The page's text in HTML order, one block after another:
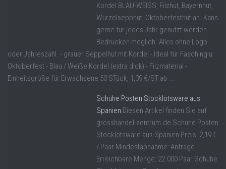
Kordel BLAU-WEISS, Filzhut, Bayernhut,
Wurzelsepphut, Oktoberfesthut an. Kann
gerne für jedes Jahr genutzt werden.
Bedrucken möglich. Alles ohne Logo
oder Jahreszahl. - grauer Seppelhut mit Kordel - Ideal für Fasching u.
Oktoberfest - Blau / Weiße Kordel (extra dick) - Filzmaterial -
Einheitsgröße für Erwachsene 50 STück, 1,39 €/ST ab ...
Schuhe Posten Stocklotsware aus
Spanien Diesen Artikel finden Sie auf
grosshandel-zentrum.de Schuhe Posten
Stocklotsware aus Spanien Preis: 2,19 €
/ Paar Mindestabnahme: Anfrage
Erreichbare Menge: 22.000 Paar Schuhe